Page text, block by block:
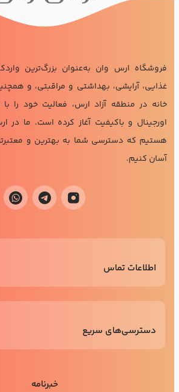
فروشگاه ارس وان به‌عنوان بزرگ‌ترین
غذایی، آرایشی، بهداشتی و مراقبتی، و
خانه در منطقه آزاد ارس، فعالیت خود را
اورجینال و باکیفیت آغاز کرده است. ما در
هستیم که دسترسی شما به بهترین و
آسان کنیم.
اطلاعات تماس
دسترسی‌های سریع
خبرنامه